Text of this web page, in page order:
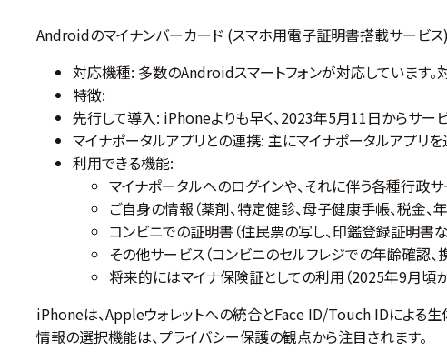
Androidのマイナンバーカード (スマホ用電子証明書搭載サービス)
対応機種: 多数のAndroidスマートフォンが対応しています
特徴:
先行して導入: iPhoneよりも早く、2023年5月11日からサー
マイナポータルアプリとの連携: 主にマイナポータルアプリ
利用できる機能:
マイナポータルへのログインや、それに伴う各種行政
ご自身の情報（薬剤、特定健診、母子健康手帳、税金、
コンビニでの証明書（住民票の写し、印鑑登録証明書
その他サービス（コンビニのセルフレジでの年齢確認
将来的にはマイナ保険証としての利用（2025年9月頃
iPhoneは、Appleウォレットへの統合とFace ID/Touch IDによる
情報の選択機能は、プライバシー保護の観点から注目されます。